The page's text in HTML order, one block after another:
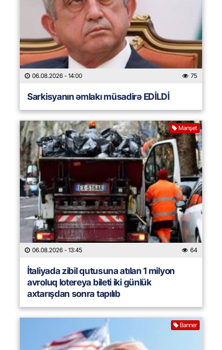
06.08.2026 - 14:00 75
Sarkisyanın əmlakı müsadirə EDİLDİ
Manşet
06.08.2026 - 13:45 64
İtaliyada zibil qutusuna atılan 1 milyon
avroluq lotereya bileti iki günlük
axtarışdan sonra tapılıb
Banner